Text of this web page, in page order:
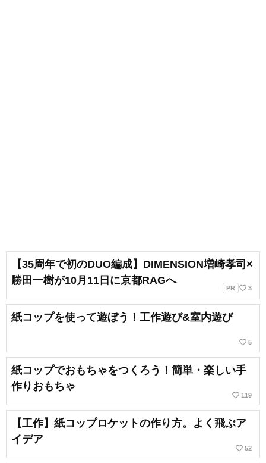
【35周年で初のDUO編成】DIMENSION増崎孝司×
勝田一樹が10月11日に京都RAGへ
PR favorite_border 3
紙コップを使って遊ぼう！工作遊び&室内遊び
favorite_border 5
紙コップでおもちゃをつくろう！簡単・楽しい手
作りおもちゃ
favorite_border 119
【工作】紙コップロケットの作り方。よく飛ぶア
イデア
favorite_border 52